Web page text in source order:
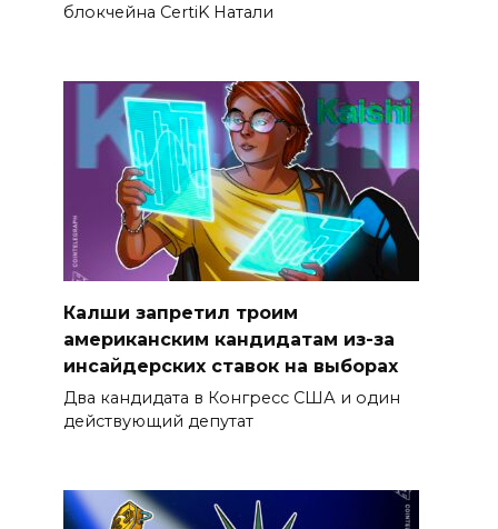
блокчейна CertiK Натали
Калши запретил троим
американским кандидатам из-за
инсайдерских ставок на выборах
Два кандидата в Конгресс США и один
действующий депутат